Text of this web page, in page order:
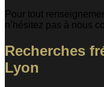
Pour tout
n’hésitez pas à nous
Recherches
Lyon